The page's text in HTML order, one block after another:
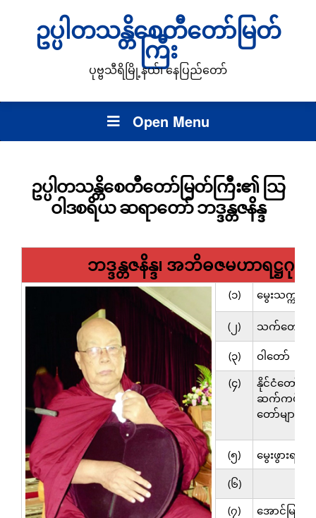
ဥပ္ပါတသန္တိစေတီတော်မြတ်
ကြီး
ပုဗ္ဗသီရိမြို့နယ်၊ နေပြည်တော်
Open Menu
ဥပ္ပါတသန္တိစေတီတော်မြတ်ကြီး၏ သြ
ဝါဒစရိယ ဆရာတော် ဘဒ္ဒန္တဇနိန္ဒ
ဘဒ္ဒန္တဇနိန္ဒ၊ အဘိဓဇမဟာရဋ္ဌ
(၁) မွေးသက္ကရာဇ်
(၂) သက်တော်
(၃)
ဝါတော်
(၄)
နိုင်ငံတော်အ
ဆက်ကပ်သ
တော်များ
(၅) မွေးဖွားရာဇ
(၆)
(၇)
အောင်မြင်ထ